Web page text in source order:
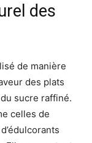
des
de manière
des plats
sucre raffiné.
celles de